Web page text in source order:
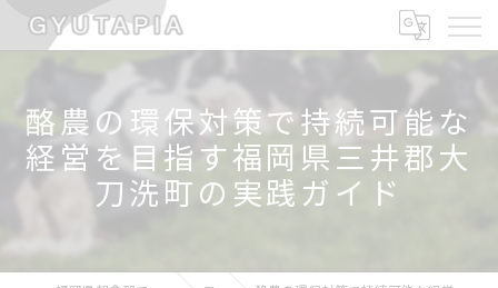
酪農の環保対策で持続可能な
経営を目指す福岡県三井郡大
刀洗町の実践ガイド